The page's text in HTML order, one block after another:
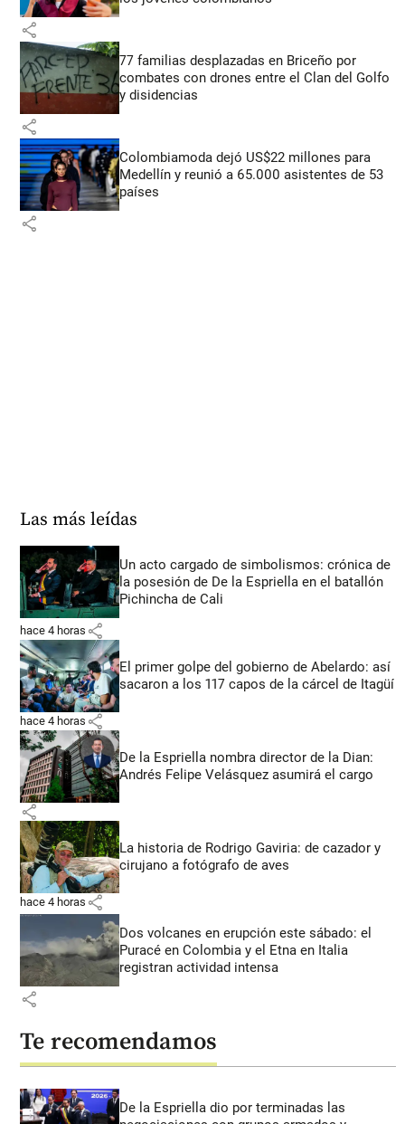
share
77 familias desplazadas en Briceño por
combates con drones entre el Clan del Golfo
y disidencias
share
Colombiamoda dejó US$22 millones para
Medellín y reunió a 65.000 asistentes de 53
países
share
Las más leídas
Un acto cargado de simbolismos: crónica de
la posesión de De la Espriella en el batallón
Pichincha de Cali
hace 4 horas share
El primer golpe del gobierno de Abelardo: así
sacaron a los 117 capos de la cárcel de Itagüí
hace 4 horas share
De la Espriella nombra director de la Dian:
Andrés Felipe Velásquez asumirá el cargo
share
La historia de Rodrigo Gaviria: de cazador y
cirujano a fotógrafo de aves
hace 4 horas share
Dos volcanes en erupción este sábado: el
Puracé en Colombia y el Etna en Italia
registran actividad intensa
share
Te recomendamos
De la Espriella dio por terminadas las